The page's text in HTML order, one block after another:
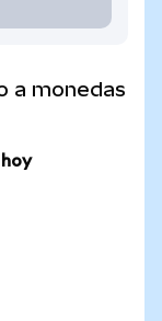
a monedas